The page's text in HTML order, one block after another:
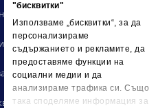
"бисквитки"
Използваме „бисквитки“, за да
персонализираме
съдържанието и рекламите, да
предоставяме функции на
социални медии и да
анализираме трафика си. Също
така споделяме информация за
риселъри